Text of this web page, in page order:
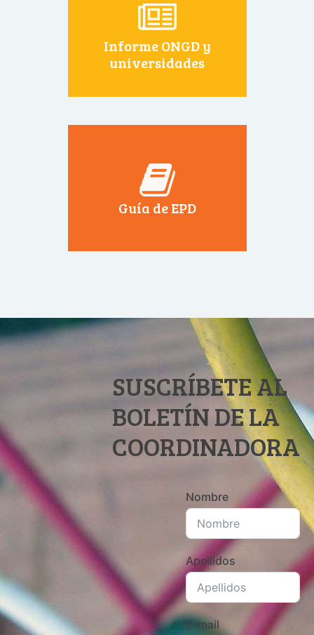
Informe ONGD y
universidades
Guía de EPD
SUSCRÍBETE AL
BOLETÍN DE LA
COORDINADORA
Nombre
Apellidos
E-mail